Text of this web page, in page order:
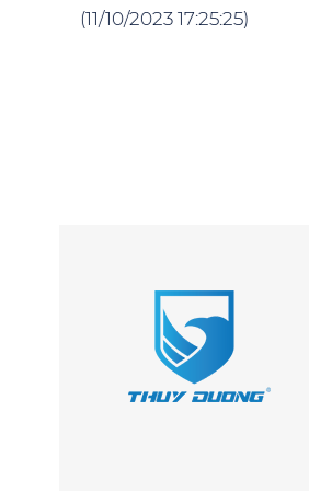
(11/10/2023 17:25:25)